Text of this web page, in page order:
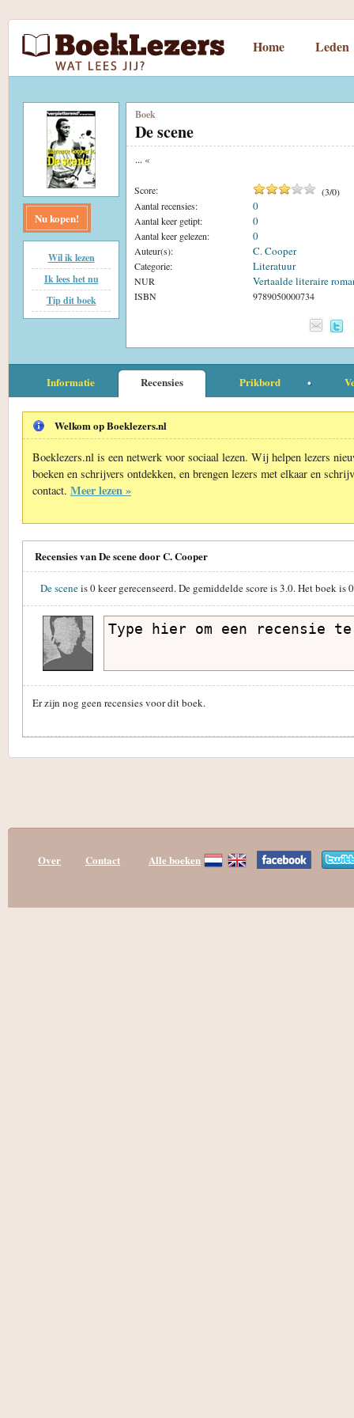
Home Leden
Nu kopen!
Wil ik lezen
Ik lees het nu
Tip dit boek
Boek
De scene
... «
Score: (3/0)
Aantal recensies:
0
Aantal keer getipt: 0
Aantal keer gelezen: 0
Auteur(s): C. Cooper
Categorie: Literatuur
NUR Vertaalde literaire
ISBN 9789050000734
Informatie Recensies Prikbord
Welkom op Boeklezers.nl
Boeklezers.nl is een netwerk voor sociaal lezen. Wij helpen lezers
boeken en schrijvers ontdekken, en brengen lezers met elkaar en
contact. Meer lezen »
Recensies van De scene door C. Cooper
De sceneis0keer gerecenseerd. De gemiddelde score is3.0. Het boek is0
Er zijn nog geen recensies voor dit boek.
Over Contact Alle boeken